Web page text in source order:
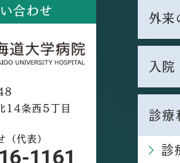
合わせ
14条西5丁目
代表）
1161
外来
入院
診療
診